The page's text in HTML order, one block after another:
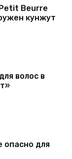
Beurre
кунжут
волос в
опасно для